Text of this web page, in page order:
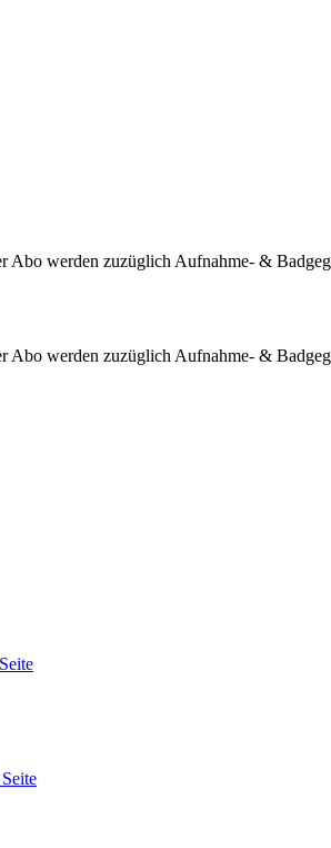
Abo werden zuzüglich Aufnahme- &
Abo werden zuzüglich Aufnahme- &